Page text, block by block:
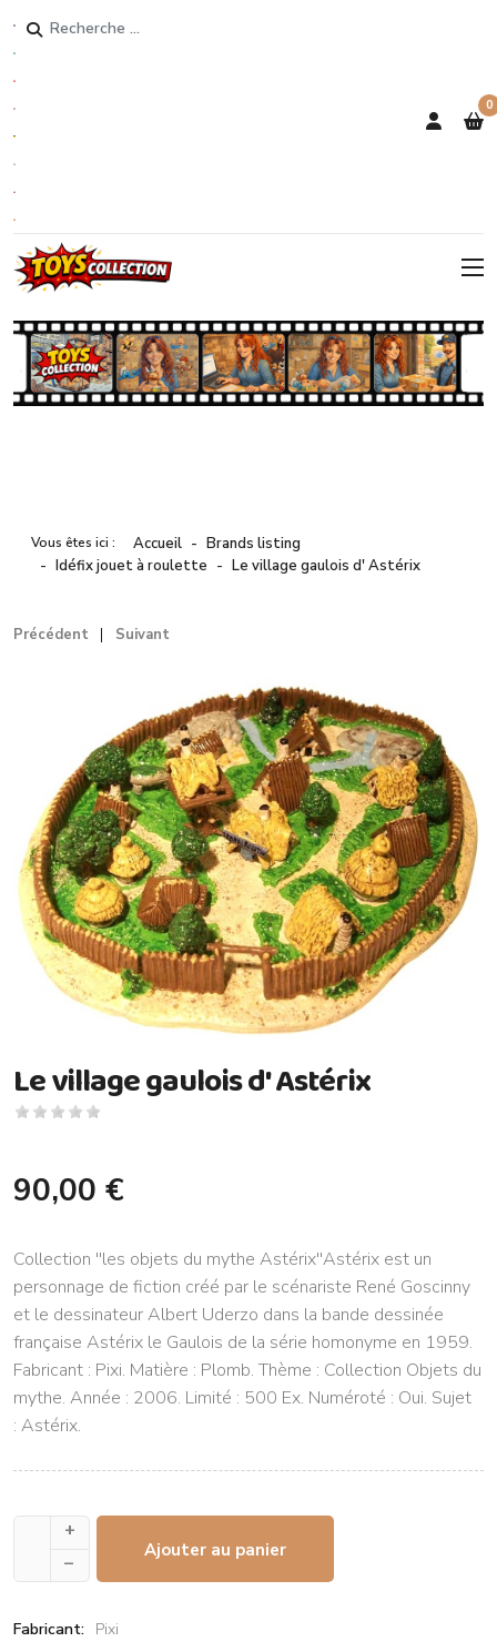
Rechercher
0
Vous êtes ici : Accueil
Brands listing
Idéfix jouet à roulette
Le village gaulois d' Astérix
Précédent Suivant
Le village gaulois d' Astérix
90,00 €
Collection ''les objets du mythe Astérix''Astérix est un
personnage de fiction créé par le scénariste René Goscinny
et le dessinateur Albert Uderzo dans la bande dessinée
française Astérix le Gaulois de la série homonyme en 1959.
Fabricant : Pixi. Matière : Plomb. Thème : Collection Objets du
mythe. Année : 2006. Limité : 500 Ex. Numéroté : Oui. Sujet
: Astérix.
+
–
Ajouter au panier
Fabricant: Pixi